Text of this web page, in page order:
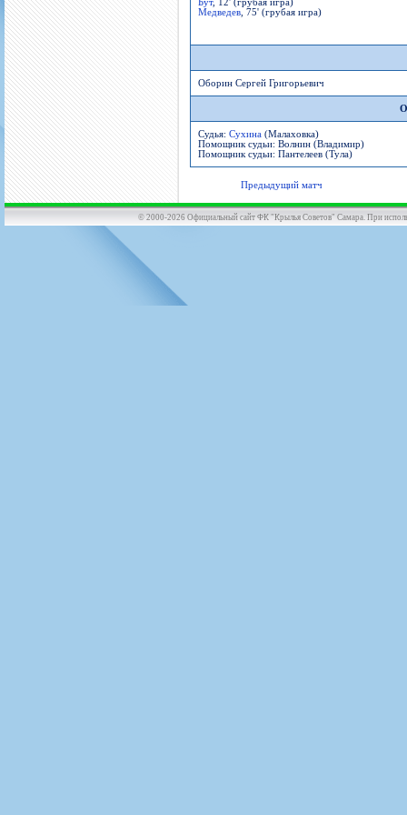
Бут, 12' (грубая игра)
Медведев , 75' (грубая игра)
Оборин Сергей Григорьевич
Судья: Сухина (Малаховка)
Помощник судьи: Волнин (Владимир)
Помощник судьи: Пантелеев (Тула)
Предыдущий матч
© 2000-2026 Официальный сайт ФК "Крылья Советов" Самара. При